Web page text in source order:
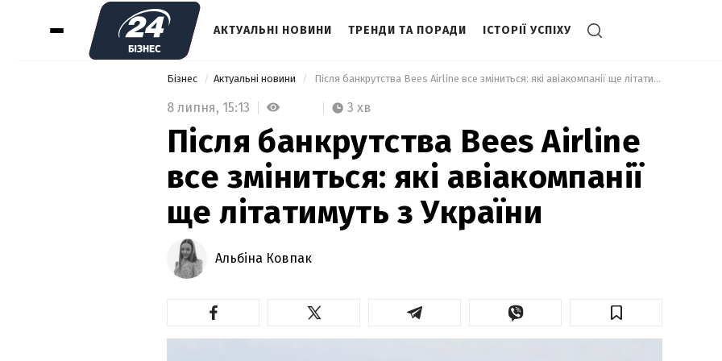
АКТУАЛЬНІ НОВИНИ ТРЕНДИ ТА ПОРАДИ ІСТОРІЇ УСПІХУ
Бізнес Актуальні новини Після банкрутства Bees Airline все зміниться: які авіакомпанії ще літатимуть з України
8 липня, 15:13 3 хв
Після банкрутства Bees Airline
все зміниться: які авіакомпанії
ще літатимуть з України
Альбіна Ковпак